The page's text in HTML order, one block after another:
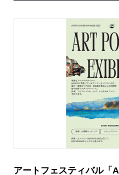
アートフェスティバル「